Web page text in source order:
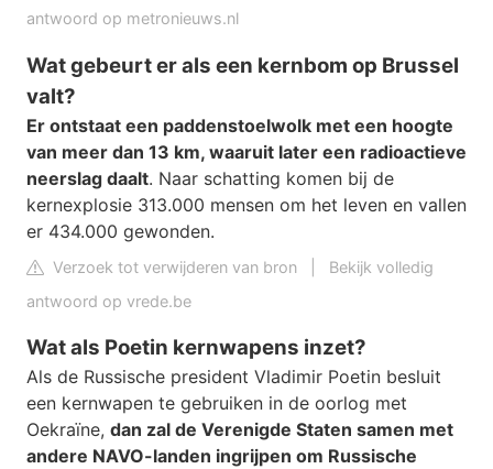
antwoord op metronieuws.nl
Wat gebeurt er als een kernbom op Brussel
valt?
Er ontstaat een paddenstoelwolk met een hoogte
van meer dan 13 km, waaruit later een radioactieve
neerslag daalt. Naar schatting komen bij de
kernexplosie 313.000 mensen om het leven en vallen
er 434.000 gewonden.
Verzoek tot verwijderen van bron
Bekijk volledig
antwoord op vrede.be
Wat als Poetin kernwapens inzet?
Als de Russische president Vladimir Poetin besluit
een kernwapen te gebruiken in de oorlog met
Oekraïne, dan zal de Verenigde Staten samen met
andere NAVO-landen ingrijpen om Russische